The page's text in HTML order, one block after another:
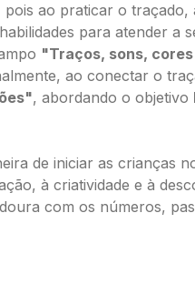
pois ao praticar o traçado,
para atender a
"Traços, sons,
ao conectar o
, abordando o objetivo
de iniciar as crianças
à criatividade e à
com os números,